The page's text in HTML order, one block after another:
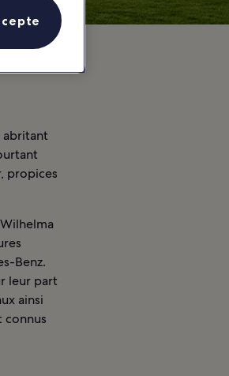
abritant
propices
Benz.
leur part
ainsi
connus